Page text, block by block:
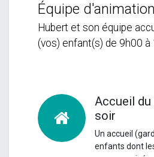
Équipe d'animation
Hubert et son équipe
(vos) enfant(s) de 9h00 à
Accueil
soir
Un accueil
enfants dont